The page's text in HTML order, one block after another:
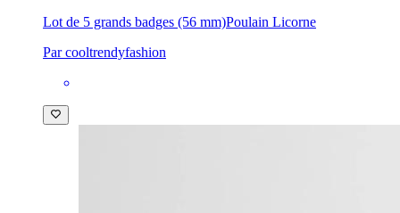
Lot de 5 grands badges (56 mm)Poulain Licorne
Par cooltrendyfashion